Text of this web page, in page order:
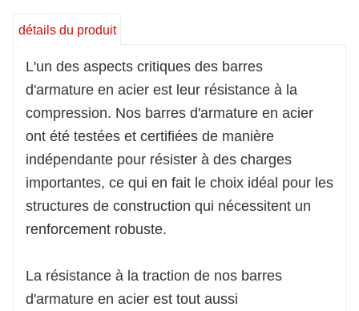
répondre aux différentes spécifications de
autoroutes ou des immeubles de grande
hauteur, nos barres d'armature en acier offrent
la solution idéale pour toute application.
Finition de surface : filetage à vis, revêtement
époxy, revêtement galvanisé ;
Matériau : HRB335, HRB400, HRB500, JIS
SD390, SD490, SD400 ;
GR300,420,520 ;
GR460, GR500 ;
Temps d'expédition : Dans les 7-15 jours
détails du produit
L'un des aspects critiques des barres
d'armature en acier est leur résistance à la
compression. Nos barres d'armature en acier
ont été testées et certifiées de manière
indépendante pour résister à des charges
importantes, ce qui en fait le choix idéal pour les
structures de construction qui nécessitent un
renforcement robuste.
La résistance à la traction de nos barres
d'armature en acier est tout aussi